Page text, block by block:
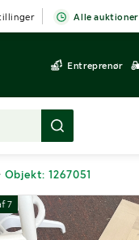
Alle auktioner
Entreprenør
Objekt: 1267051
7